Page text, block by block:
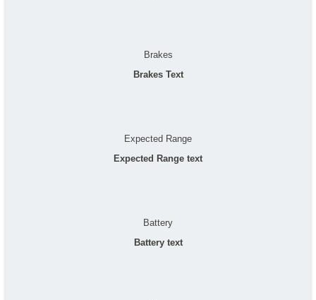
Brakes
Brakes Text
Expected Range
Expected Range text
Battery
Battery text